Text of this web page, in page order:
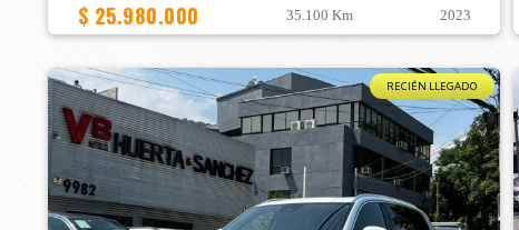
$ 25.980.000 35.100 Km 2023
RECIÉN LLEGADO